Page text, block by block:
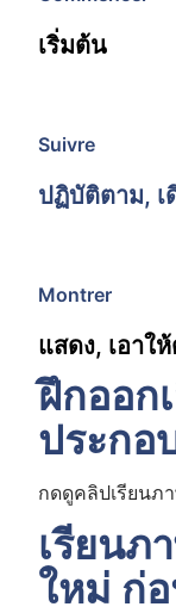
เริ่มต้น
Suivre
ปฏิบัติตาม, เ
Montrer
แสดง, เอาใ
ฝึกออก
ประกอ
กดดูคลิปเรียนภ
เรียนภ
ใหม่ ก่